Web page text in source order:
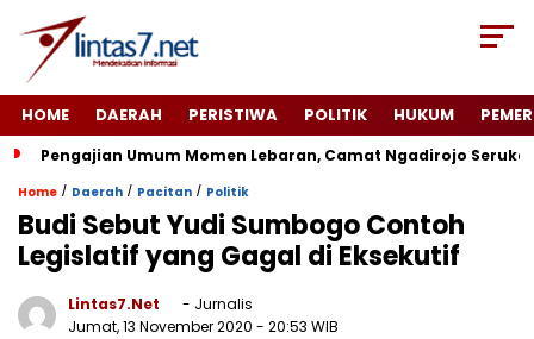
HOME DAERAH PERISTIWA POLITIK HUKUM
Pengajian Umum Momen Lebaran, Camat Ngadirojo
Home / Daerah / Pacitan / Politik
Budi Sebut Yudi Sumbogo Contoh
Legislatif yang Gagal di Eksekutif
Lintas7.net
- Jurnalis
Jumat, 13 November 2020 - 20:53 WIB